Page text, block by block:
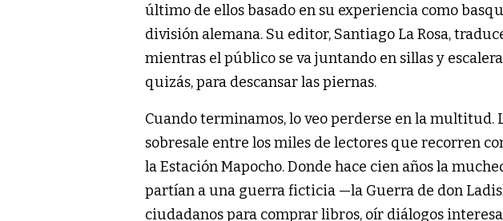
último de ellos basado en su experiencia como
división alemana. Su editor, Santiago La Rosa,
mientras el público se va juntando en sillas y
quizás, para descansar las piernas.
Cuando terminamos, lo veo perderse en la multitud.
sobresale entre los miles de lectores que recorren
la Estación Mapocho. Donde hace cien años la
partían a una guerra ficticia —la Guerra de don
ciudadanos para comprar libros, oír diálogos